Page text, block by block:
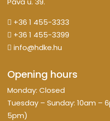
+36 1 455-3333
+36 1 455-3399
info@hdke.hu
Opening hours
Monday: Closed
Tuesday – Sunday: 10am
5pm)